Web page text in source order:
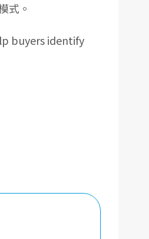
式。
buyers identify